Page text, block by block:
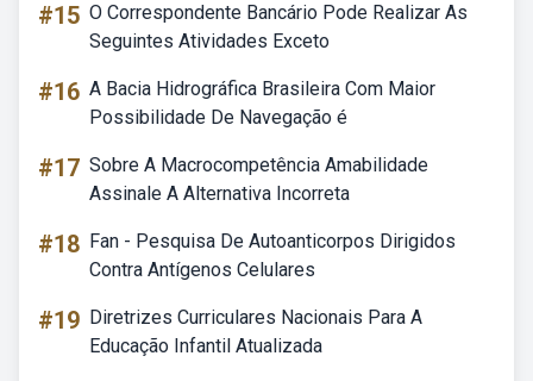
#15 O Correspondente Bancário Pode Realizar As
Seguintes Atividades Exceto
#16 A Bacia Hidrográfica Brasileira Com Maior
Possibilidade De Navegação é
#17 Sobre A Macrocompetência Amabilidade
Assinale A Alternativa Incorreta
#18 Fan - Pesquisa De Autoanticorpos Dirigidos
Contra Antígenos Celulares
#19 Diretrizes Curriculares Nacionais Para A
Educação Infantil Atualizada